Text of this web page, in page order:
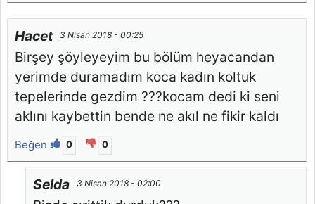
Hacet 3 Nisan 2018 - 00:25
Birşey şöyleyeyim bu bölüm heyacandan
yerimde duramadım koca kadın koltuk
tepelerinde gezdim ???kocam dedi ki seni
aklını kaybettin bende ne akıl ne fikir kaldı
Beğen 0 0
Selda 3 Nisan 2018 - 02:00